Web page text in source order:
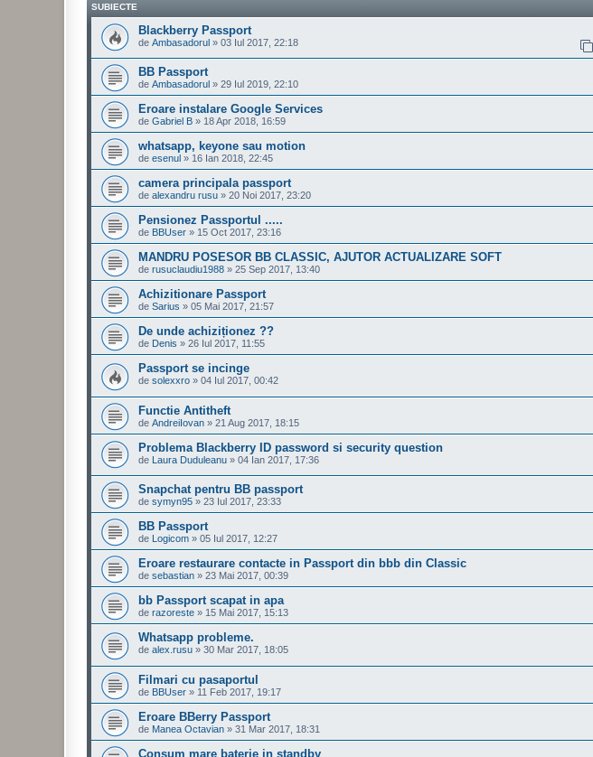
SUBIECTE
Blackberry Passport
de Ambasadorul » 03 Iul 2017, 22:18
BB Passport
de Ambasadorul » 29 Iul 2019, 22:10
Eroare instalare Google Services
de Gabriel B » 18 Apr 2018, 16:59
whatsapp, keyone sau motion
de esenul » 16 Ian 2018, 22:45
camera principala passport
de alexandru rusu » 20 Noi 2017, 23:20
Pensionez Passportul .....
de BBUser » 15 Oct 2017, 23:16
MANDRU POSESOR BB CLASSIC, AJUTOR ACTUALIZARE SOFT
de rusuclaudiu1988 » 25 Sep 2017, 13:40
Achizitionare Passport
de Sarius » 05 Mai 2017, 21:57
De unde achiziționez ??
de Denis » 26 Iul 2017, 11:55
Passport se incinge
de solexxro » 04 Iul 2017, 00:42
Functie Antitheft
de AndreiIovan » 21 Aug 2017, 18:15
Problema Blackberry ID password si security question
de Laura Duduleanu » 04 Ian 2017, 17:36
Snapchat pentru BB passport
de symyn95 » 23 Iul 2017, 23:33
BB Passport
de Logicom » 05 Iul 2017, 12:27
Eroare restaurare contacte in Passport din bbb din Classic
de sebastian » 23 Mai 2017, 00:39
bb Passport scapat in apa
de razoreste » 15 Mai 2017, 15:13
Whatsapp probleme.
de alex.rusu » 30 Mar 2017, 18:05
Filmari cu pasaportul
de BBUser » 11 Feb 2017, 19:17
Eroare BBerry Passport
de Manea Octavian » 31 Mar 2017, 18:31
Consum mare baterie in standby